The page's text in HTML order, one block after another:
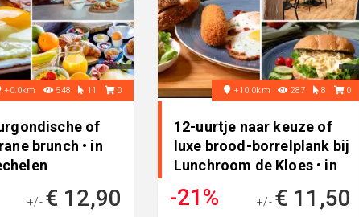
+0.0km 548 11 0
of
brunch • in
+/- € 12,90
+10.0km 287 8 0
12-uurtje naar keuze of
luxe brood-borrelplank bij
Lunchroom de Kloes • in
-21% +/- € 11,50